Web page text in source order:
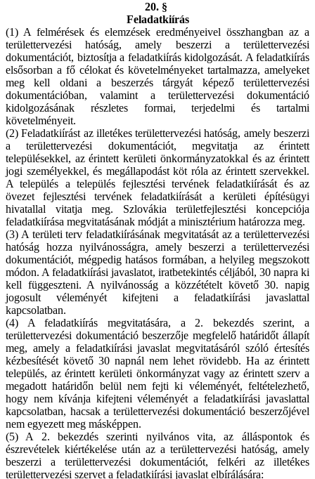
20. §
Feladatkiírás
(1) A felmérések és elemzések eredményeivel összhangban az a
területtervezési hatóság, amely beszerzi a területtervezési
dokumentációt, biztosítja a feladatkiírás kidolgozását. A feladatkiírás
elsősorban a fő célokat és követelményeket tartalmazza, amelyeket
meg kell oldani a beszerzés tárgyát képező területtervezési
dokumentációban, valamint a területtervezési dokumentáció
kidolgozásának részletes formai, terjedelmi és tartalmi
követelményeit.
(2) Feladatkiírást az illetékes területtervezési hatóság, amely beszerzi
a területtervezési dokumentációt, megvitatja az érintett
településekkel, az érintett kerületi önkormányzatokkal és az érintett
jogi személyekkel, és megállapodást köt róla az érintett szervekkel.
A település a település fejlesztési tervének feladatkiírását és az
övezet fejlesztési tervének feladatkiírását a kerületi építésügyi
hivatallal vitatja meg. Szlovákia területfejlesztési koncepciója
feladatkiírása megvitatásának módját a minisztérium határozza meg.
(3) A területi terv feladatkiírásának megvitatását az a területtervezési
hatóság hozza nyilvánosságra, amely beszerzi a területtervezési
dokumentációt, mégpedig hatásos formában, a helyileg megszokott
módon. A feladatkiírási javaslatot, iratbetekintés céljából, 30 napra ki
kell függeszteni. A nyilvánosság a közzétételt követő 30. napig
jogosult véleményét kifejteni a feladatkiírási javaslattal
kapcsolatban.
(4) A feladatkiírás megvitatására, a 2. bekezdés szerint, a
területtervezési dokumentáció beszerzője megfelelő határidőt állapít
meg, amely a feladatkiírási javaslat megvitatásáról szóló értesítés
kézbesítését követő 30 napnál nem lehet rövidebb. Ha az érintett
település, az érintett kerületi önkormányzat vagy az érintett szerv a
megadott határidőn belül nem fejti ki véleményét, feltételezhető,
hogy nem kívánja kifejteni véleményét a feladatkiírási javaslattal
kapcsolatban, hacsak a területtervezési dokumentáció beszerzőjével
nem egyezett meg másképpen.
(5) A 2. bekezdés szerinti nyilvános vita, az álláspontok és
észrevételek kiértékelése után az a területtervezési hatóság, amely
beszerzi a területtervezési dokumentációt, felkéri az illetékes
területtervezési szervet a feladatkiírási javaslat elbírálására: